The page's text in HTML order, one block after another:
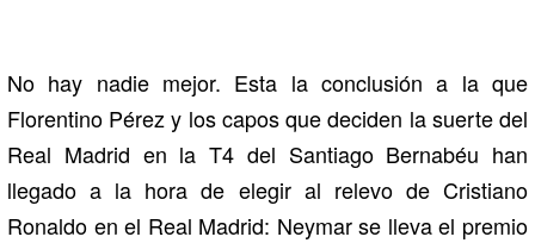
No hay nadie mejor. Esta la conclusión a la que
Florentino Pérez y los capos que deciden la suerte del
Real Madrid en la T4 del Santiago Bernabéu han
llegado a la hora de elegir al relevo de Cristiano
Ronaldo en el Real Madrid: Neymar se lleva el premio